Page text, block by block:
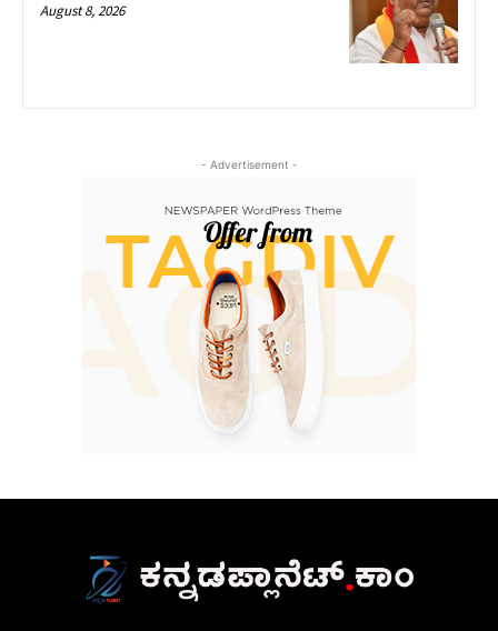
August 8, 2026
- Advertisement -